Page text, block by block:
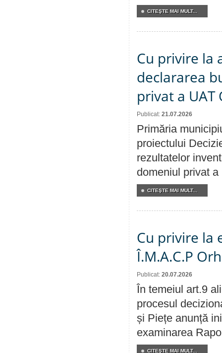
CITEŞTE MAI MULT...
Cu privire la
declararea
privat a UAT
Publicat: 21.07.2026
Primăria
proiectului
rezultatelor
domeniul privat a
CITEŞTE MAI MULT...
Cu privire la
Î.M.A.C.P
Publicat: 20.07.2026
În temeiul art.9
procesul
și Piețe anunță
examinarea
CITEŞTE MAI MULT...